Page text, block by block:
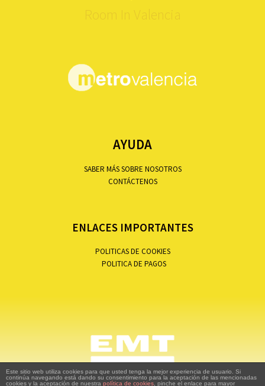
Room In Valencia
AYUDA
SABER MÁS SOBRE NOSOTROS
CONTÁCTENOS
ENLACES IMPORTANTES
POLITICAS DE COOKIES
POLITICA DE PAGOS
Este sitio web utiliza cookies para que usted tenga la mejor experiencia de usuario. Si
continúa navegando está dando su consentimiento para la aceptación de las mencionadas
cookies y la aceptación de nuestra política de cookies , pinche el enlace para mayor